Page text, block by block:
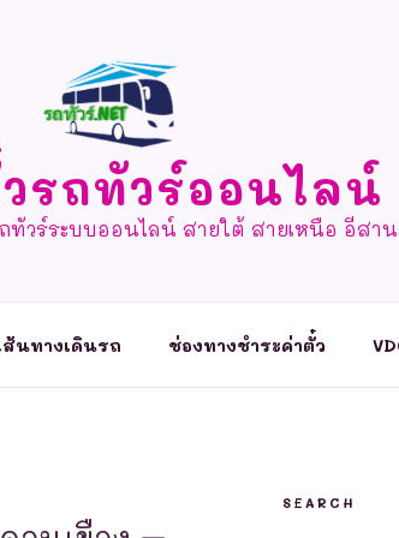
รถทัวร์ออนไลน์
ทัวร์ระบบออนไลน์ สายใต้ สายเหนือ อีสาน
นทางเดินรถ ช่องทางชำระค่าตั๋ว
SEARCH